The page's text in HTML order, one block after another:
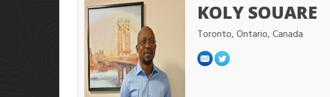
KOLY SOUARE
Toronto, Ontario, Canada